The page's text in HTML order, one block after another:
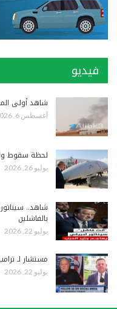
فيديو
شاهد أولى
أغسطس 6, 2026
لحظة سقوط
يوليو 26, 2026
شاهد..
بالفاشلين
يوليو 22, 2026
مستشار لـ
يوليو 22, 2026